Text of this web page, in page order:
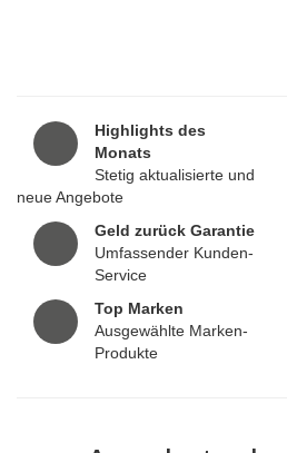
Highlights des
Monats
Stetig aktualisierte und
neue Angebote
Geld zurück Garantie
Umfassender Kunden-
Service
Top Marken
Ausgewählte Marken-
Produkte